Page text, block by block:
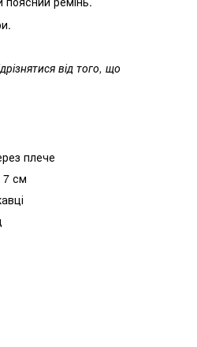
від того, що
плече
7 см